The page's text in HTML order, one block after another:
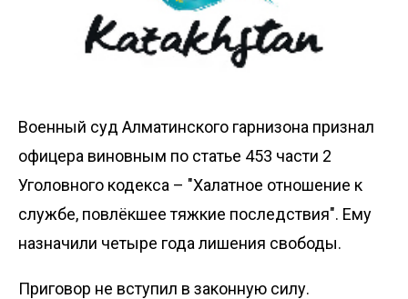
Военный суд Алматинского гарнизона признал
офицера виновным по статье 453 части 2
Уголовного кодекса – "Халатное отношение к
службе, повлёкшее тяжкие последствия". Ему
назначили четыре года лишения свободы.
Приговор не вступил в законную силу.